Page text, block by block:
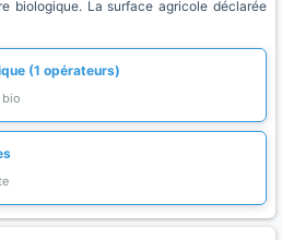
biologique. La surface agricole déclarée
(1 opérateurs)
bio